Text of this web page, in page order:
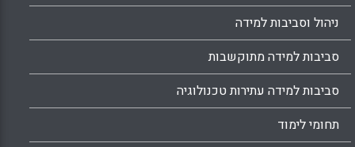
ניהול וסביבות למידה
סביבות למידה מתוקשבות
סביבות למידה עתירות טכנולוגיה
תחומי לימוד